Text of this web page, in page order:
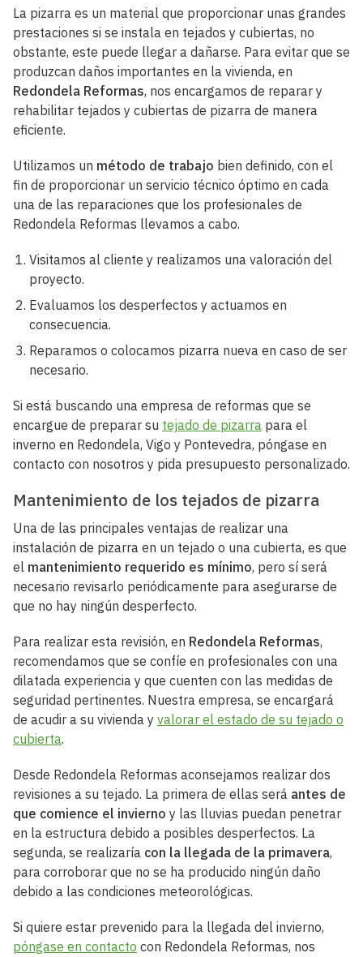
La pizarra es un material que proporcionar unas grandes
prestaciones si se instala en tejados y cubiertas, no
obstante, este puede llegar a dañarse. Para evitar que se
produzcan daños importantes en la vivienda, en
Redondela Reformas, nos encargamos de reparar y
rehabilitar tejados y cubiertas de pizarra de manera
eficiente.
Utilizamos un método de trabajo bien definido, con el
fin de proporcionar un servicio técnico óptimo en cada
una de las reparaciones que los profesionales de
Redondela Reformas llevamos a cabo.
Visitamos al cliente y realizamos una valoración del
proyecto.
Evaluamos los desperfectos y actuamos en
consecuencia.
Reparamos o colocamos pizarra nueva en caso de ser
necesario.
Si está buscando una empresa de reformas que se
encargue de preparar su tejado de pizarra para el
inverno en Redondela, Vigo y Pontevedra, póngase en
contacto con nosotros y pida presupuesto personalizado.
Mantenimiento de los tejados de pizarra
Una de las principales ventajas de realizar una
instalación de pizarra en un tejado o una cubierta, es que
el mantenimiento requerido es mínimo, pero sí será
necesario revisarlo periódicamente para asegurarse de
que no hay ningún desperfecto.
Para realizar esta revisión, en Redondela Reformas,
recomendamos que se confíe en profesionales con una
dilatada experiencia y que cuenten con las medidas de
seguridad pertinentes. Nuestra empresa, se encargará
de acudir a su vivienda y valorar el estado de su tejado o
cubierta.
Desde Redondela Reformas aconsejamos realizar dos
revisiones a su tejado. La primera de ellas será antes de
que comience el invierno y las lluvias puedan penetrar
en la estructura debido a posibles desperfectos. La
segunda, se realizaría con la llegada de la primavera,
para corroborar que no se ha producido ningún daño
debido a las condiciones meteorológicas.
Si quiere estar prevenido para la llegada del invierno,
póngase en contacto con Redondela Reformas, nos